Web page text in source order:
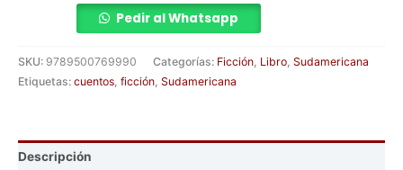
Pedir al Whatsapp
SKU: 9789500769990 Categorías: Ficción Libro Sudamericana
Etiquetas: cuentos ficción Sudamericana
Descripción